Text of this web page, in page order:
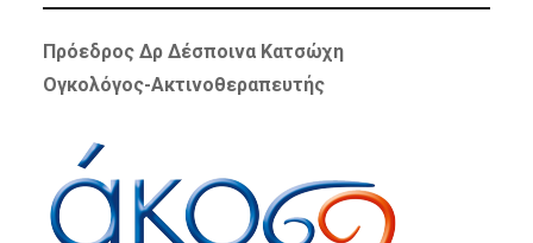
Πρόεδρος Δρ Δέσποινα Κατσώχη
Ογκολόγος-Ακτινοθεραπευτής